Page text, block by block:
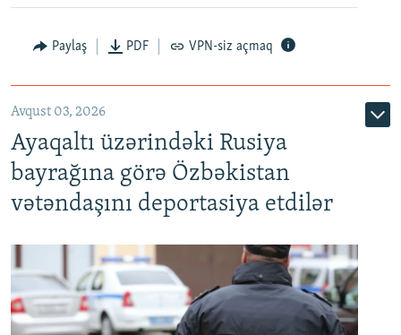
Paylaş PDF VPN-siz açmaq
Avqust 03, 2026
Ayaqaltı üzərindəki Rusiya
bayrağına görə Özbəkistan
vətəndaşını deportasiya etdilər